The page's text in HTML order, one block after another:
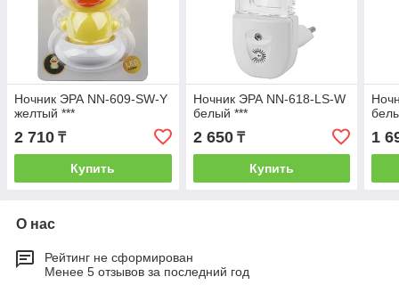
Ночник ЭРА NN-609-SW-Y
желтый ***
2 710 ₸
Купить
Ночник ЭРА NN-618-LS-W
белый ***
2 650₸
Купить
1
О нас
Рейтинг не сформирован
Менее 5 отзывов за последний год